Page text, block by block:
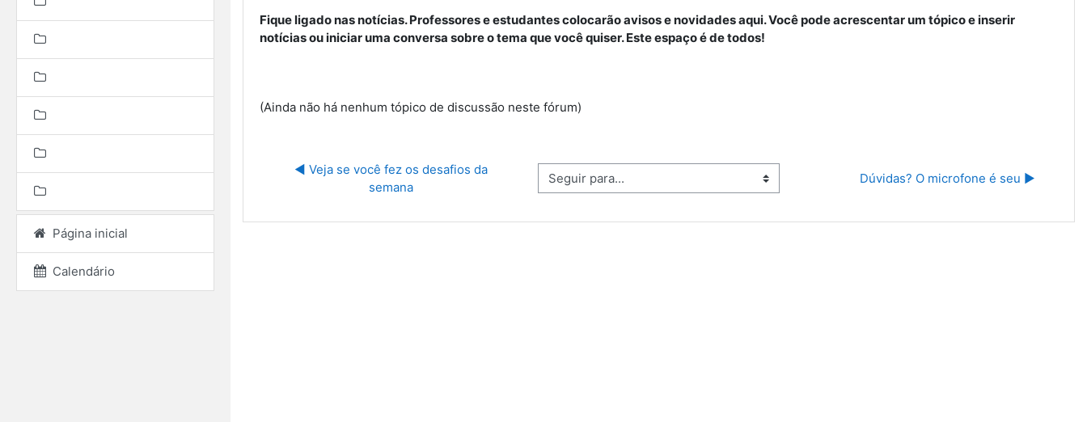
Página inicial
Calendário
Fique ligado nas notícias. Professores e estudantes colocarão avisos e novidades aqui. Você pode acrescentar um tópico e inserir
notícias ou iniciar uma conversa sobre o tema que você quiser. Este espaço é de todos!
(Ainda não há nenhum tópico de discussão neste fórum)
◀︎ Veja se você fez os desafios da
semana
Seguir para... Dúvidas? O microfone é seu ▶︎